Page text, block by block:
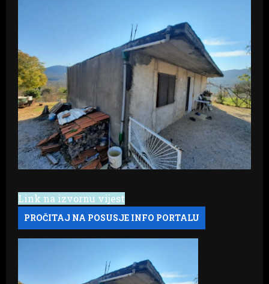
Link na izvornu vijest